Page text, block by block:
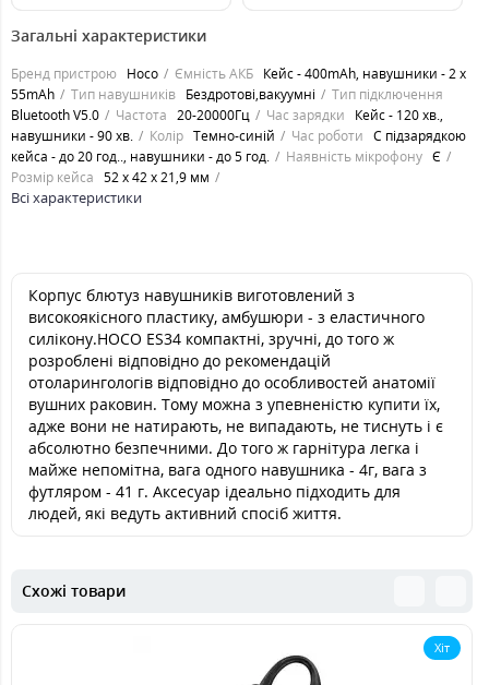
649 грн.
Загальні характеристики
Бренд пристрою Hoco Ємність АКБ Кейс - 400mAh, навушники - 2 x
55mAh
Тип навушників Бездротові,вакуумні
Тип підключення
Bluetooth V5.0
Частота 20-20000Гц Час зарядки
Кейс - 120 хв.,
навушники - 90 хв.
Колір Темно-синій Час роботи С підзарядкою
кейса - до 20 год.., навушники - до 5 год.
Наявність мікрофону Є
Розмір кейса 52 х 42 х 21,9 мм
Всі характеристики
Корпус блютуз навушників виготовлений з
високоякісного пластику, амбушюри - з еластичного
силікону.HOCO ES34 компактні, зручні, до того ж
розроблені відповідно до рекомендацій
отоларингологів відповідно до особливостей анатомії
вушних раковин. Тому можна з упевненістю купити їх,
адже вони не натирають, не випадають, не тиснуть і є
абсолютно безпечними. До того ж гарнітура легка і
майже непомітна, вага одного навушника - 4г, вага з
футляром - 41 г. Аксесуар ідеально підходить для
людей, які ведуть активний спосіб життя.
Схожі товари
Хіт